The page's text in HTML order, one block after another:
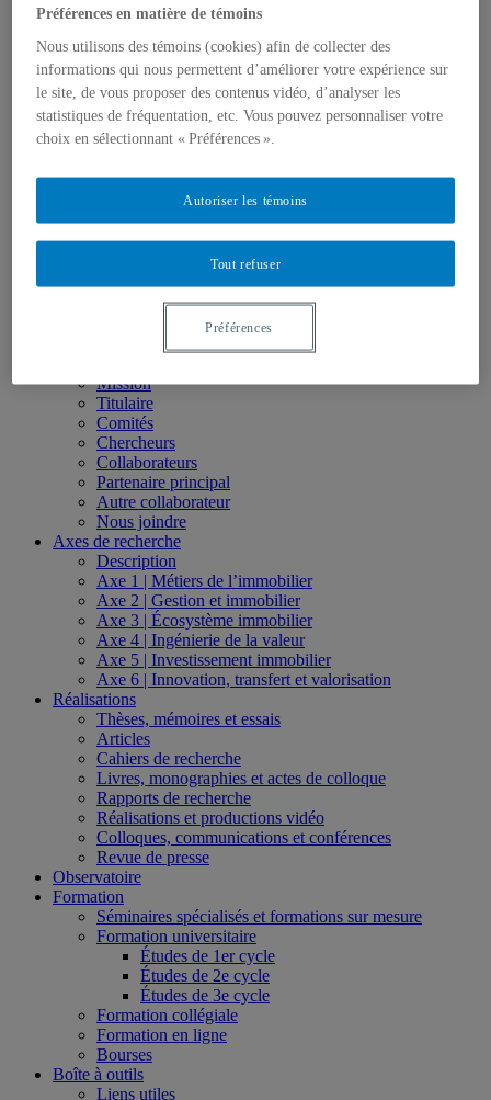
Boîte à outils
Glossaire
Zone vidéo
Colloque Logement + Nature : comment concilier ces
défis?
Série de webinaires – Immobilier et changements
climatiques
Série de webinaires – Penser l’immobilier autrement !
Colloque Immobilier + Mobilité
Innovations et modèles d’affaires en immobilier
Les métiers en immobilier
Carrefour de la relève en immobilier
Acfas 2016
Mission
Titulaire
Comités
Chercheurs
Collaborateurs
Partenaire principal
Autre collaborateur
Nous joindre
Axes de recherche
Description
Axe 1 | Métiers de l’immobilier
Axe 2 | Gestion et immobilier
Axe 3 | Écosystème immobilier
Axe 4 | Ingénierie de la valeur
Axe 5 | Investissement immobilier
Axe 6 | Innovation, transfert et valorisation
Réalisations
Thèses, mémoires et essais
Articles
Cahiers de recherche
Livres, monographies et actes de colloque
Rapports de recherche
Réalisations et productions vidéo
Colloques, communications et conférences
Revue de presse
Observatoire
Formation
Séminaires spécialisés et formations sur mesure
Formation universitaire
Études de 1er cycle
Études de 2e cycle
Études de 3e cycle
Formation collégiale
Formation en ligne
Bourses
Boîte à outils
Liens utiles
Préférences en matière de témoins
Nous utilisons des témoins (cookies) afin de collecter des
informations qui nous permettent d’améliorer votre expérience sur
le site, de vous proposer des contenus vidéo, d’analyser les
statistiques de fréquentation, etc. Vous pouvez personnaliser votre
choix en sélectionnant « Préférences ».
Tout refuser
Autoriser les témoins
Préférences